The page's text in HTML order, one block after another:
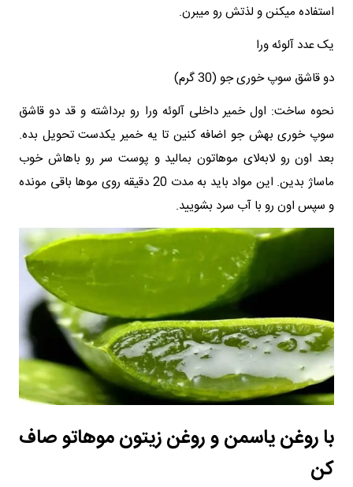
استفاده میکنن و لذتش رو میبرن.
یک عدد آلوئه ورا
دو قاشق سوپ خوری جو (30 گرم)
نحوه ساخت: اول خمیر داخلی آلوئه ورا رو برداشته و قد دو قاشق
سوپ خوری بهش جو اضافه کنین تا یه خمیر یکدست تحویل بده.
بعد اون رو لابه‌لای موهاتون بمالید و پوست سر رو باهاش خوب
ماساژ بدین. این مواد باید به مدت 20 دقیقه روی موها باقی مونده
و سپس اون رو با آب سرد بشویید.
با روغن یاسمن و روغن زیتون موهاتو صاف
کن